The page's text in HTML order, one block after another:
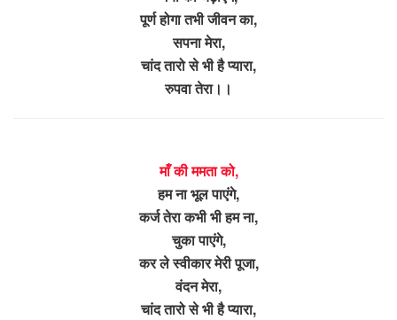
पूर्ण होगा तभी जीवन का,
सपना मेरा,
चांद तारो से भी है प्यारा,
रुपवा तेरा।।
माँ की ममता को,
हम ना भूल पाएंगे,
कर्ज तेरा कभी भी हम ना,
चुका पाएंगे,
कर ले स्वीकार मेरी पूजा,
वंदन मेरा,
चांद तारो से भी है प्यारा,